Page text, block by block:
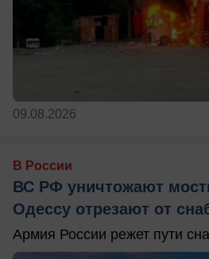
09.08.2026
В России
ВС РФ уничтожают
Одессу отрезают от
Армия России режет пути